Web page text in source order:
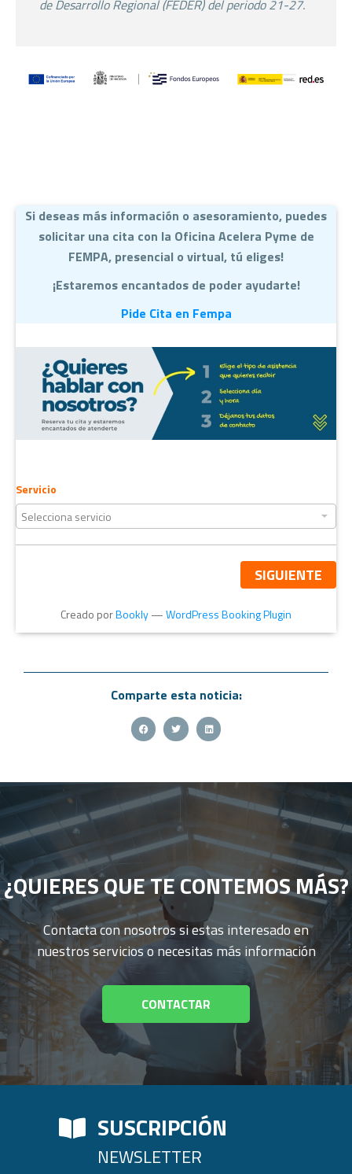
de Desarrollo Regional (FEDER) delperiodo 21-27.
Si deseas más información o asesoramiento, puedes
solicitar una cita con la Oficina Acelera Pyme de
FEMPA, presencial o virtual, tú eliges!
¡Estaremos encantados de poder ayudarte!
Pide Cita en Fempa
Servicio
SIGUIENTE
Creado porBookly—WordPress Booking Plugin
Comparte esta noticia:
¿QUIERES QUE TE CONTEMOS MÁS?
Contacta con nosotros si estas interesado en
nuestros servicios o necesitas más información
CONTACTAR
SUSCRIPCIÓN
NEWSLETTER